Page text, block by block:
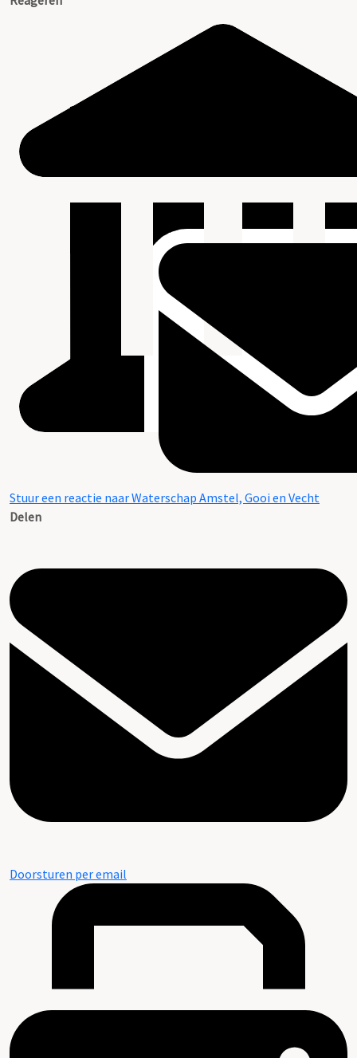
Stuur een reactie naar Waterschap Amstel, Gooi en Vecht
Delen
Doorsturen per email